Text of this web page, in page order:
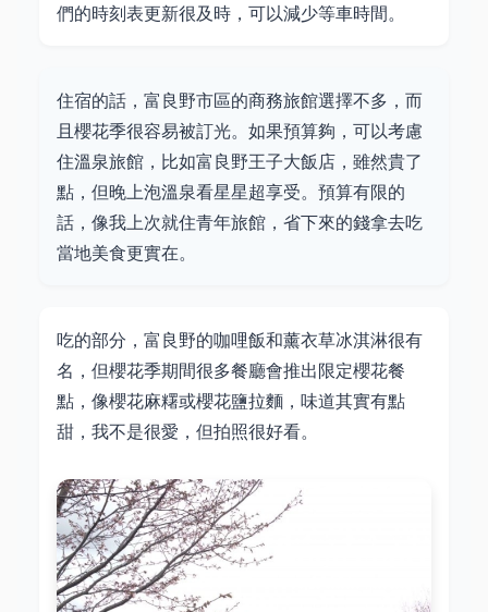
們的時刻表更新很及時，可以減少等車時間。
住宿的話，富良野市區的商務旅館選擇不多，而
且櫻花季很容易被訂光。如果預算夠，可以考慮
住溫泉旅館，比如富良野王子大飯店，雖然貴了
點，但晚上泡溫泉看星星超享受。預算有限的
話，像我上次就住青年旅館，省下來的錢拿去吃
當地美食更實在。
吃的部分，富良野的咖哩飯和薰衣草冰淇淋很有
名，但櫻花季期間很多餐廳會推出限定櫻花餐
點，像櫻花麻糬或櫻花鹽拉麵，味道其實有點
甜，我不是很愛，但拍照很好看。